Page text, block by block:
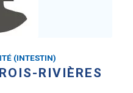
(INTESTIN)
RIVIÈRES